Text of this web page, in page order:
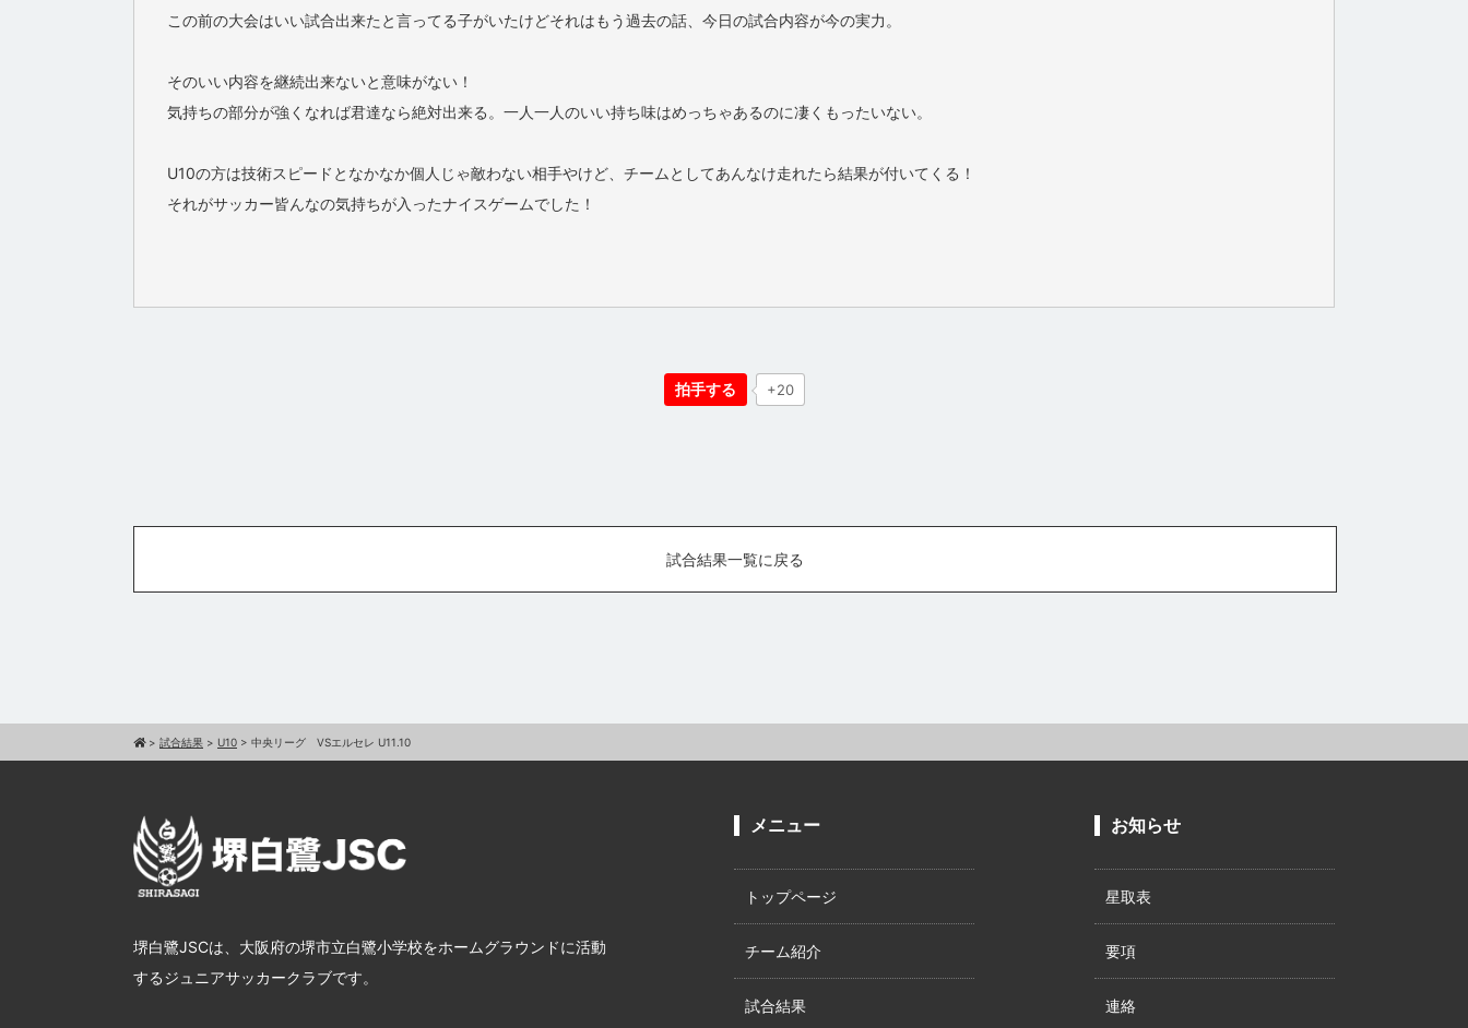
この前の大会はいい試合出来たと言ってる子がいたけどそれはもう過去の話、今日の試合内容が今の実力。
そのいい内容を継続出来ないと意味がない！
気持ちの部分が強くなれば君達なら絶対出来る。一人一人のいい持ち味はめっちゃあるのに凄くもったいない。
U10の方は技術スピードとなかなか個人じゃ敵わない相手やけど、チームとしてあんなけ走れたら結果が付いてくる！
それがサッカー皆んなの気持ちが入ったナイスゲームでした！
拍手する +20
試合結果一覧に戻る
> 試合結果 > U10 > 中央リーグ VSエルセレ U11.10
堺白鷺JSCは、大阪府の堺市立白鷺小学校をホームグラウンドに活動
するジュニアサッカークラブです。
メニュー
トップページ
チーム紹介
試合結果
お知らせ
星取表
要項
連絡